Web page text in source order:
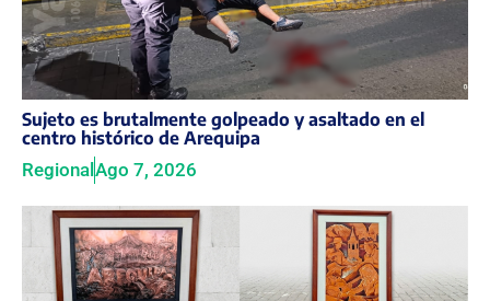
Sujeto es brutalmente golpeado y asaltado en el
centro histórico de Arequipa
RegionalAgo 7, 2026